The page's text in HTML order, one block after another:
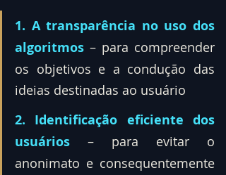
1. A transparência no uso dos
algoritmos – para compreender
os objetivos e a condução das
ideias destinadas ao usuário
2. Identificação eficiente dos
usuários – para evitar o
anonimato e consequentemente